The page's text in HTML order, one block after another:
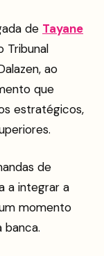
de Tayane
Tribunal
ao
que
estratégicos,
de
a integrar a
momento
banca.